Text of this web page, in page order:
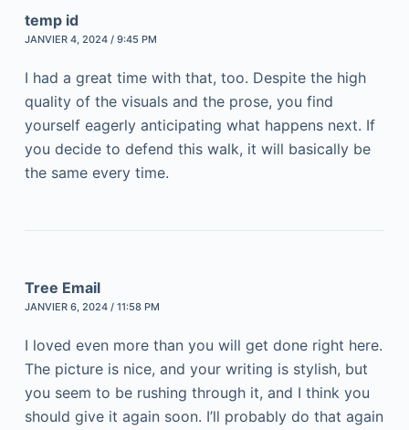
temp id
JANVIER 4, 2024 / 9:45 PM
I had a great time with that, too. Despite the high
quality of the visuals and the prose, you find
yourself eagerly anticipating what happens next. If
you decide to defend this walk, it will basically be
the same every time.
Tree Email
JANVIER 6, 2024 / 11:58 PM
I loved even more than you will get done right here.
The picture is nice, and your writing is stylish, but
you seem to be rushing through it, and I think you
should give it again soon. I’ll probably do that again